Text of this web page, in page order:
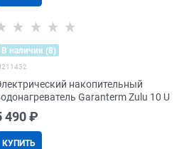
В наличии (8)
накопительный
Garanterm Zulu 10 U
490 ₽
КУПИТЬ